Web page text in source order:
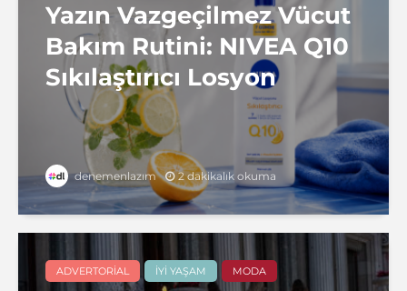
Yazın Vazgeçilmez Vücut
Bakım Rutini: NIVEA Q10
Sıkılaştırıcı Losyon
denemenlazım 2 dakikalık okuma
ADVERTORIAL İYI YAŞAM MODA